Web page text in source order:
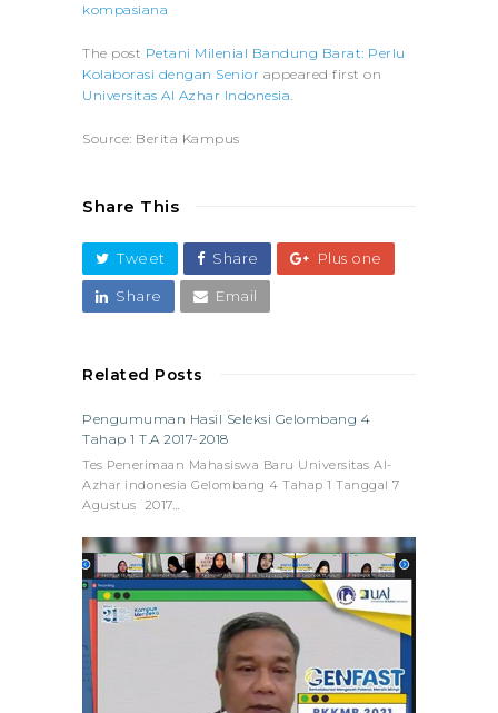
kompasiana
The post Petani Milenial Bandung Barat: Perlu
Kolaborasi dengan Senior appeared first on
Universitas Al Azhar Indonesia.
Source: Berita Kampus
Share This
Tweet Share Plus one
Share Email
Related Posts
Pengumuman Hasil Seleksi Gelombang 4
Tahap 1 T.A 2017-2018
Tes Penerimaan Mahasiswa Baru Universitas Al-
Azhar indonesia Gelombang 4 Tahap 1 Tanggal 7
Agustus 2017…